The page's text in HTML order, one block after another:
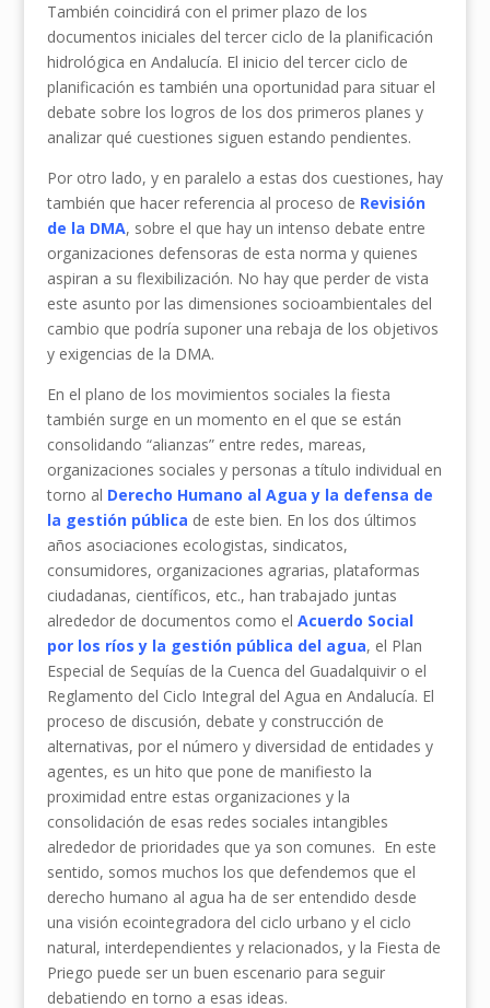
También coincidirá con el primer plazo de los
documentos iniciales del tercer ciclo de la planificación
hidrológica en Andalucía. El inicio del tercer ciclo de
planificación es también una oportunidad para situar el
debate sobre los logros de los dos primeros planes y
analizar qué cuestiones siguen estando pendientes.
Por otro lado, y en paralelo a estas dos cuestiones, hay
también que hacer referencia al proceso de Revisión
de la DMA, sobre el que hay un intenso debate entre
organizaciones defensoras de esta norma y quienes
aspiran a su flexibilización. No hay que perder de vista
este asunto por las dimensiones socioambientales del
cambio que podría suponer una rebaja de los objetivos
y exigencias de la DMA.
En el plano de los movimientos sociales la fiesta
también surge en un momento en el que se están
consolidando “alianzas” entre redes, mareas,
organizaciones sociales y personas a título individual en
torno al Derecho Humano al Agua y la defensa de
la gestión pública de este bien. En los dos últimos
años asociaciones ecologistas, sindicatos,
consumidores, organizaciones agrarias, plataformas
ciudadanas, científicos, etc., han trabajado juntas
alrededor de documentos como el Acuerdo Social
por los ríos y la gestión pública del agua, el Plan
Especial de Sequías de la Cuenca del Guadalquivir o el
Reglamento del Ciclo Integral del Agua en Andalucía. El
proceso de discusión, debate y construcción de
alternativas, por el número y diversidad de entidades y
agentes, es un hito que pone de manifiesto la
proximidad entre estas organizaciones y la
consolidación de esas redes sociales intangibles
alrededor de prioridades que ya son comunes. En este
sentido, somos muchos los que defendemos que el
derecho humano al agua ha de ser entendido desde
una visión ecointegradora del ciclo urbano y el ciclo
natural, interdependientes y relacionados, y la Fiesta de
Priego puede ser un buen escenario para seguir
debatiendo en torno a esas ideas.